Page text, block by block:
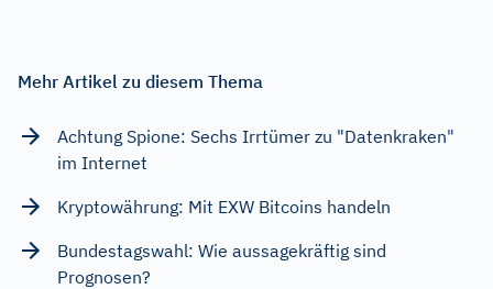
Mehr Artikel zu diesem Thema
Achtung Spione: Sechs Irrtümer zu "Datenkraken"
im Internet
Kryptowährung: Mit EXW Bitcoins handeln
Bundestagswahl: Wie aussagekräftig sind
Prognosen?